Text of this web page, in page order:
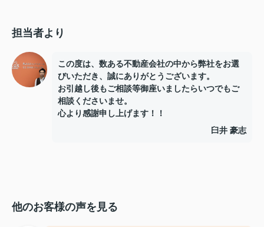
担当者より
この度は、数ある不動産会社の中から弊社をお選
びいただき、誠にありがとうございます。
お引越し後もご相談等御座いましたらいつでもご
相談くださいませ。
心より感謝申し上げます！！
臼井 豪志
他のお客様の声を見る